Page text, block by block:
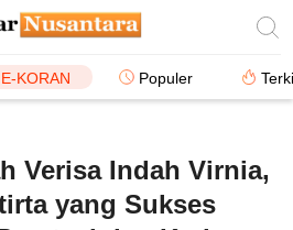
E-KORAN Populer
Verisa Indah Virnia,
yang Sukses